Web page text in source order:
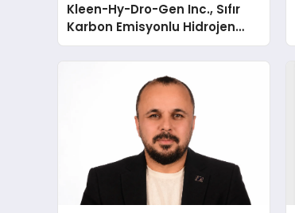
Kleen-Hy-Dro-Gen Inc., Sıfır
Karbon Emisyonlu Hidrojen
Isıtma Teknolojisinde ISO ve
TSSA Düzenleyici Onaylarını